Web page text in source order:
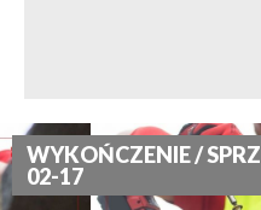
WYKOŃCZENIE /
02-17